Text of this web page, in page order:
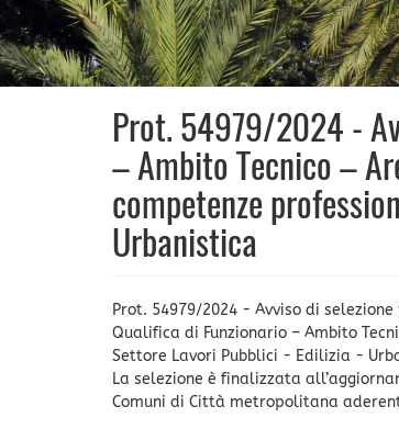
Prot. 54979/2024 -
– Ambito Tecnico –
competenze
Urbanistica
Prot. 54979/2024 - Avviso di
Qualifica di Funzionario – Ambito
Settore Lavori Pubblici - Edilizia -
La selezione è finalizzata
Comuni di Città metropolitana